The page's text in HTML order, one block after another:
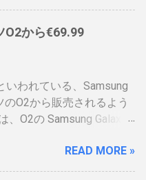
siensi/kaisei.html 情報
士の情報は、あまりネッ
ので、情報共有です。
免許証みたい。いや保険
るらしい。（ゴールドと
）、でもこれって、せっ
今のデジタル庁云々の話
のではないかなと思った
の色について：
O2から€69.99
いわれている、Samsung
のO2から販売されるよう
、O2の Samsung Galaxy
あるのかわかりません。
入れる動作をしてみまし
READ MORE »